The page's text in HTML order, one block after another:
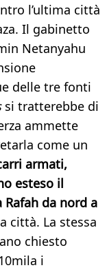
l’ultima città
Il gabinetto
Netanyahu
delle tre fonti
si tratterebbe di
ammette
come un
armati,
esteso il
da nord a
città. La stessa
chiesto
i